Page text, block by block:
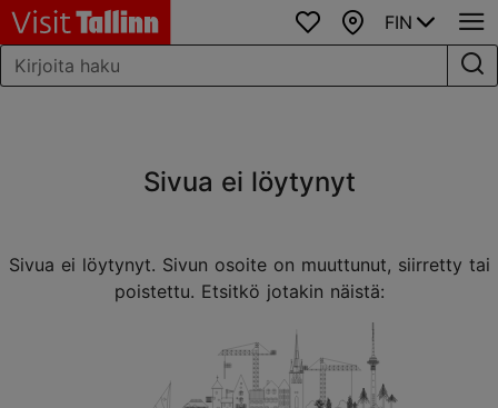
SuosikitKartta
FIN
Sivua ei löytynyt
Sivua ei löytynyt. Sivun osoite on muuttunut, siirretty tai
poistettu. Etsitkö jotakin näistä: